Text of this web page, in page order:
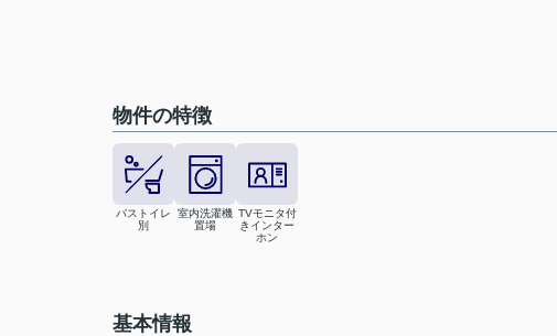
物件の特徴
バストイレ
別
室内洗濯機
置場
TVモニタ付
きインター
ホン
基本情報